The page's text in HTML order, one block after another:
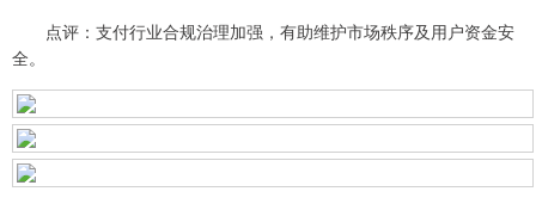
点评：支付行业合规治理加强，有助维护市场秩序及用户资金安
全。